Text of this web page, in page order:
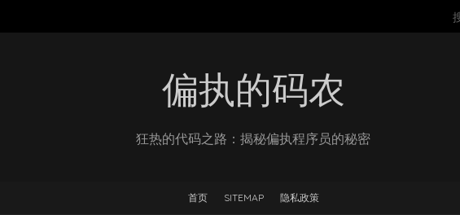
搜
偏执的码农
狂热的代码之路：揭秘偏执程序员的秘密
首页 SITEMAP 隐私政策